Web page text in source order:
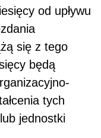
od upływu
się z tego
będą
tych
jednostki